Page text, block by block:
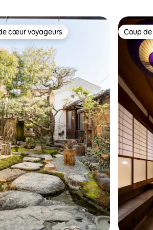
cœur voyageurs les plus appréciés
cœur voyageurs Coup
Coup